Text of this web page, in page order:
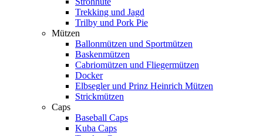
Trekking und Jagd
Trilby und Pork Pie
Mützen
Ballonmützen und Sportmützen
Baskenmützen
Cabriomützen und Fliegermützen
Docker
Elbsegler und Prinz Heinrich Mützen
Strickmützen
Caps
Baseball Caps
Kuba Caps